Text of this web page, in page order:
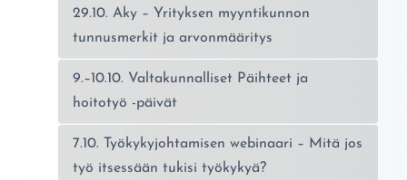
29.10. Aky – Yrityksen myyntikunnon
tunnusmerkit ja arvonmääritys
9.–10.10. Valtakunnalliset Päihteet ja
hoitotyö -päivät
7.10. Työkykyjohtamisen webinaari – Mitä jos
työ itsessään tukisi työkykyä?